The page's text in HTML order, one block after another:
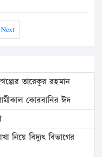
Next
তারেকুর রহমান
কোরবানির ঈদ
নিয়ে বিদ্যুৎ বিভাগের